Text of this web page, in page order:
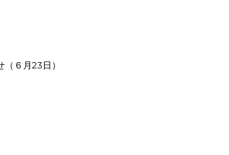
６月23日）